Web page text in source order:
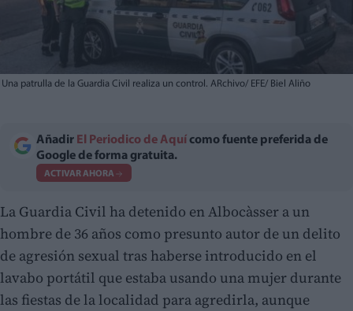
Una patrulla de la Guardia Civil realiza un control. ARchivo/ EFE/ Biel Aliño
Añadir El Periodico de Aquí como fuente preferida de
Google de forma gratuita.
ACTIVAR AHORA
La Guardia Civil ha detenido en Albocàsser a un
hombre de 36 años como presunto autor de un delito
de agresión sexual tras haberse introducido en el
lavabo portátil que estaba usando una mujer durante
las fiestas de la localidad para agredirla, aunque